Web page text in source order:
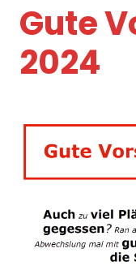
Gute
2024